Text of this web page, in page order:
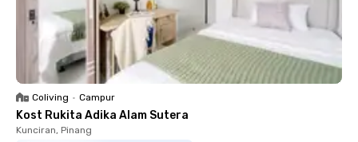
Coliving • Campur
Kost Rukita Adika Alam Sutera
Kunciran, Pinang